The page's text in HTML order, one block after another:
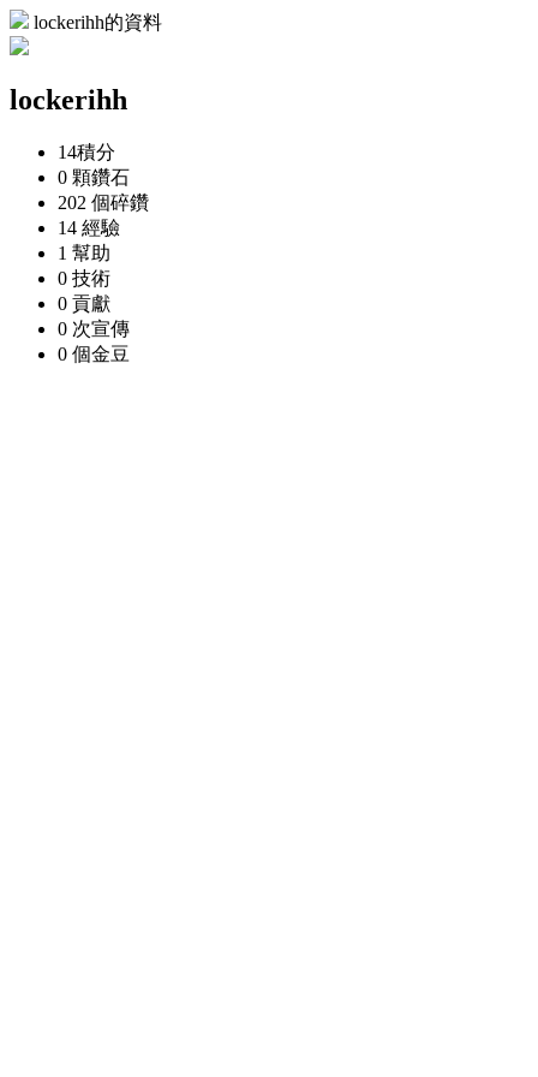
lockerihh的資料
lockerihh
14積分
0 顆鑽石
202 個碎鑽
14 經驗
1 幫助
0 技術
0 貢獻
0 次宣傳
0 個金豆